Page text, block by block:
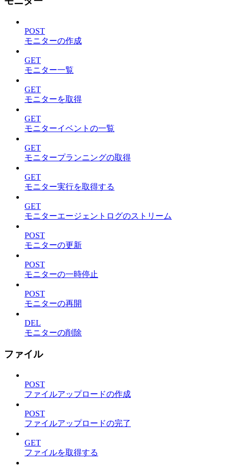
POST
モニターの作成
GET
モニター一覧
GET
モニターを取得
GET
モニターイベントの一覧
GET
モニタープランニングの取得
GET
モニター実行を取得する
GET
モニターエージェントログのストリーム
POST
モニターの更新
POST
モニターの一時停止
POST
モニターの再開
DEL
モニターの削除
ファイル
POST
ファイルアップロードの作成
POST
ファイルアップロードの完了
GET
ファイルを取得する